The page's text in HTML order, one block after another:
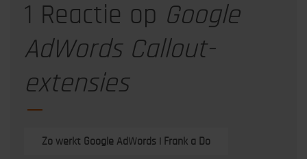
1 Reactie op Google
AdWords Callout-
extensies
Zo werkt Google AdWords | Frank a Do